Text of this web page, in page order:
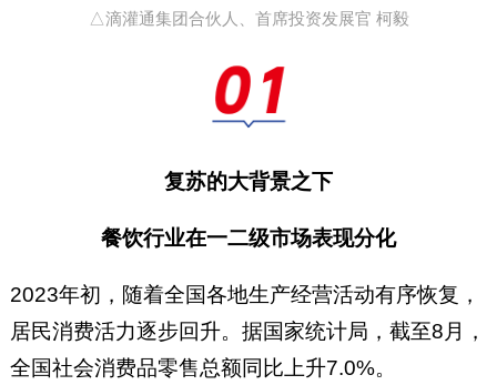
△滴灌通集团合伙人、首席投资发展官 柯毅
复苏的大背景之下
餐饮行业在一二级市场表现分化
2023年初，随着全国各地生产经营活动有序恢复，
居民消费活力逐步回升。据国家统计局，截至8月，
全国社会消费品零售总额同比上升7.0%。